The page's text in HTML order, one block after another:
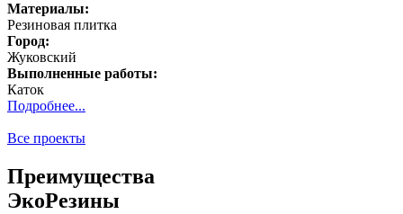
Материалы:
Резиновая плитка
Город:
Жуковский
Выполненные работы:
Каток
Подробнее...
Все проекты
Преимущества
ЭкоРезины